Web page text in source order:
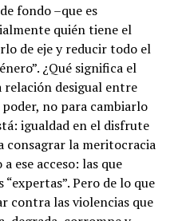
fondo –que es
quién tiene el
de eje y reducir todo el
¿Qué significa el
relación desigual entre
no para cambiarlo
igualdad en el disfrute
consagrar la meritocracia
ese acceso: las que
“expertas”. Pero de lo que
contra las violencias que